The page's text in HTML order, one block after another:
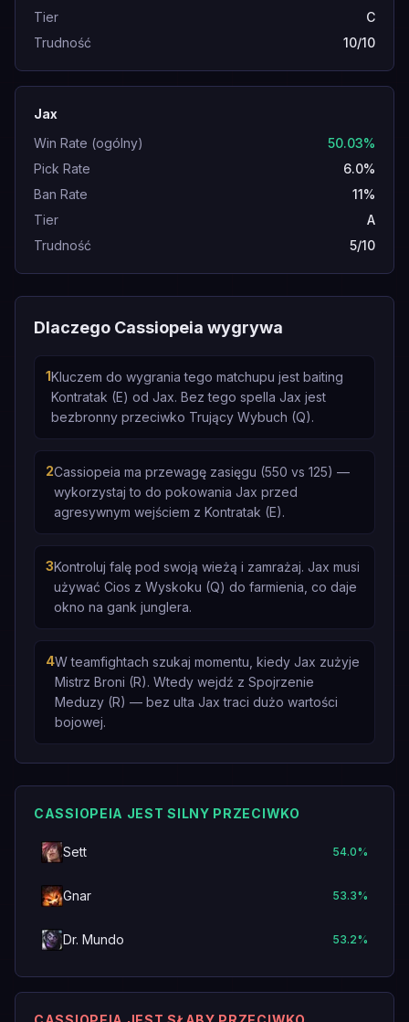
Tier
C
Trudność
10/10
Jax
Win Rate (ogólny)
50.03%
Pick Rate
6.0%
Ban Rate
11%
Tier
A
Trudność
5/10
Dlaczego Cassiopeia wygrywa
1Kluczem do wygrania tego matchupu jest baiting
Kontratak (E) od Jax. Bez tego spella Jax jest
bezbronny przeciwko Trujący Wybuch (Q).
2Cassiopeia ma przewagę zasięgu (550 vs 125) —
wykorzystaj to do pokowania Jax przed
agresywnym wejściem z Kontratak (E).
3Kontroluj falę pod swoją wieżą i zamrażaj. Jax musi
używać Cios z Wyskoku (Q) do farmienia, co daje
okno na gank junglera.
4W teamfightach szukaj momentu, kiedy Jax zużyje
Mistrz Broni (R). Wtedy wejdź z Spojrzenie
Meduzy (R) — bez ulta Jax traci dużo wartości
bojowej.
CASSIOPEIA JEST SILNY PRZECIWKO
Sett 54.0%
Gnar 53.3%
Dr. Mundo 53.2%